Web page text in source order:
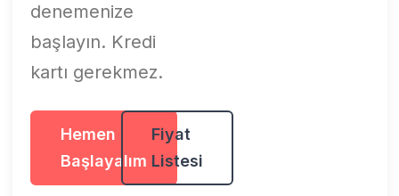
denemenize
başlayın. Kredi
kartı gerekmez.
Hemen
Başlayalım
Fiyat
Listesi